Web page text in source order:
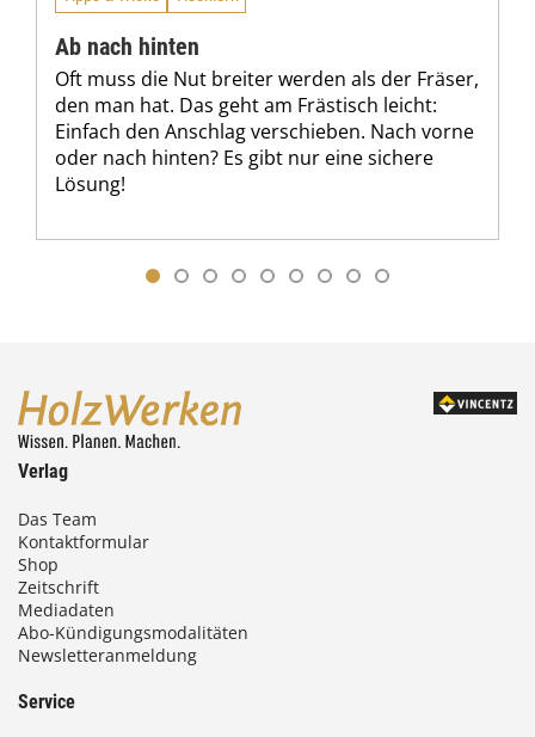
Ab nach hinten
Oft muss die Nut breiter werden als der Fräser,
den man hat. Das geht am Frästisch leicht:
Einfach den Anschlag verschieben. Nach vorne
oder nach hinten? Es gibt nur eine sichere
Lösung!
Verlag
Das Team
Kontaktformular
Shop
Zeitschrift
Mediadaten
Abo-Kündigungsmodalitäten
Newsletteranmeldung
Service